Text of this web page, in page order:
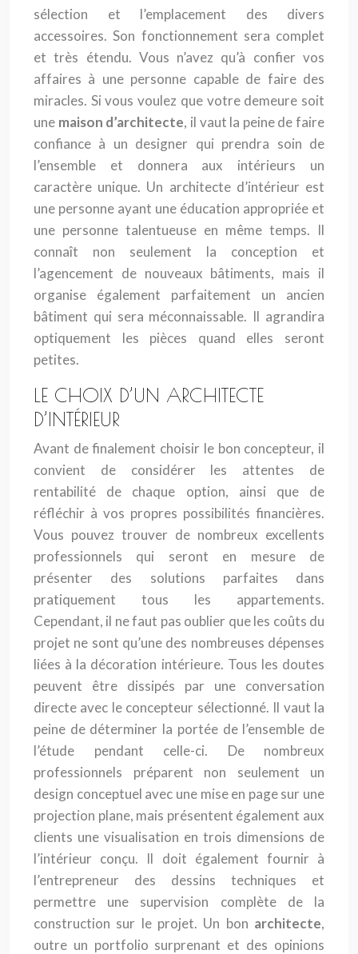
sélection et l’emplacement des divers
accessoires. Son fonctionnement sera complet
et très étendu. Vous n’avez qu’à confier vos
affaires à une personne capable de faire des
miracles. Si vous voulez que votre demeure soit
une maison d’architecte, il vaut la peine de faire
confiance à un designer qui prendra soin de
l’ensemble et donnera aux intérieurs un
caractère unique. Un architecte d’intérieur est
une personne ayant une éducation appropriée et
une personne talentueuse en même temps. Il
connaît non seulement la conception et
l’agencement de nouveaux bâtiments, mais il
organise également parfaitement un ancien
bâtiment qui sera méconnaissable. Il agrandira
optiquement les pièces quand elles seront
petites.
LE CHOIX D’UN ARCHITECTE
D’INTÉRIEUR
Avant de finalement choisir le bon concepteur, il
convient de considérer les attentes de
rentabilité de chaque option, ainsi que de
réfléchir à vos propres possibilités financières.
Vous pouvez trouver de nombreux excellents
professionnels qui seront en mesure de
présenter des solutions parfaites dans
pratiquement tous les appartements.
Cependant, il ne faut pas oublier que les coûts du
projet ne sont qu’une des nombreuses dépenses
liées à la décoration intérieure. Tous les doutes
peuvent être dissipés par une conversation
directe avec le concepteur sélectionné. Il vaut la
peine de déterminer la portée de l’ensemble de
l’étude pendant celle-ci. De nombreux
professionnels préparent non seulement un
design conceptuel avec une mise en page sur une
projection plane, mais présentent également aux
clients une visualisation en trois dimensions de
l’intérieur conçu. Il doit également fournir à
l’entrepreneur des dessins techniques et
permettre une supervision complète de la
construction sur le projet. Un bon architecte,
outre un portfolio surprenant et des opinions